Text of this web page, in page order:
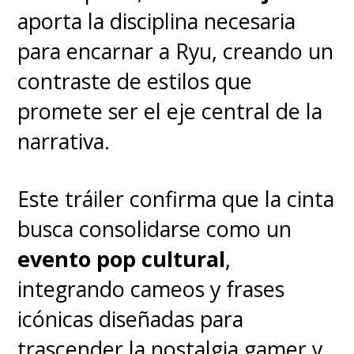
aporta la disciplina necesaria
para encarnar a Ryu, creando un
contraste de estilos que
promete ser el eje central de la
narrativa.
Este tráiler confirma que la cinta
busca consolidarse como un
evento pop cultural,
integrando cameos y frases
icónicas diseñadas para